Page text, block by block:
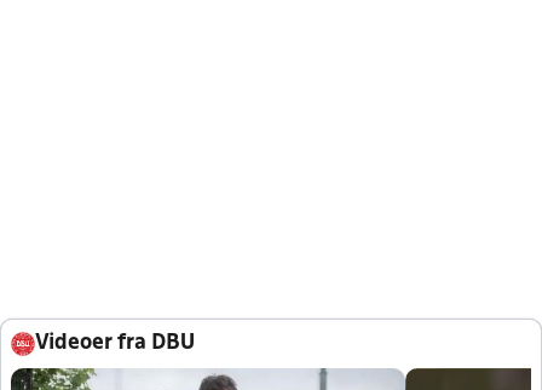
Videoer fra DBU